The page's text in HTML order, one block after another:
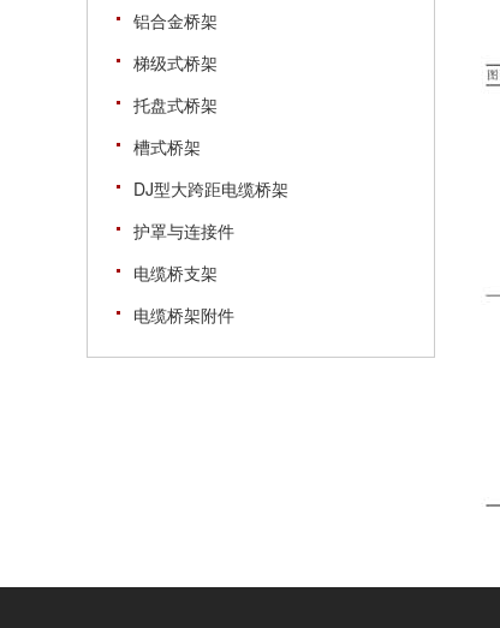
铝合金桥架
梯级式桥架
托盘式桥架
槽式桥架
DJ型大跨距电缆桥架
护罩与连接件
电缆桥支架
电缆桥架附件